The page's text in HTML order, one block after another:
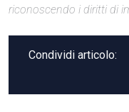
riconoscendo i diritti di
Condividi articolo: